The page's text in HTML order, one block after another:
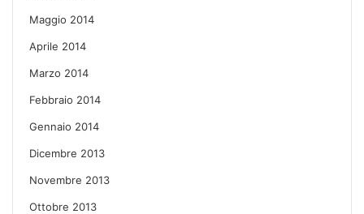
Maggio 2014
Aprile 2014
Marzo 2014
Febbraio 2014
Gennaio 2014
Dicembre 2013
Novembre 2013
Ottobre 2013